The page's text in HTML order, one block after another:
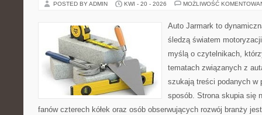
POSTED BY ADMIN KWI - 20 - 2026 MOŻLIWOŚĆ
Auto Jarmark to
śledzą światem
myślą o czytelnikach,
tematach związanych z
szukają treści podanych w
sposób. Strona skupia się
fanów czterech kółek oraz osób obserwujących rozwój branży